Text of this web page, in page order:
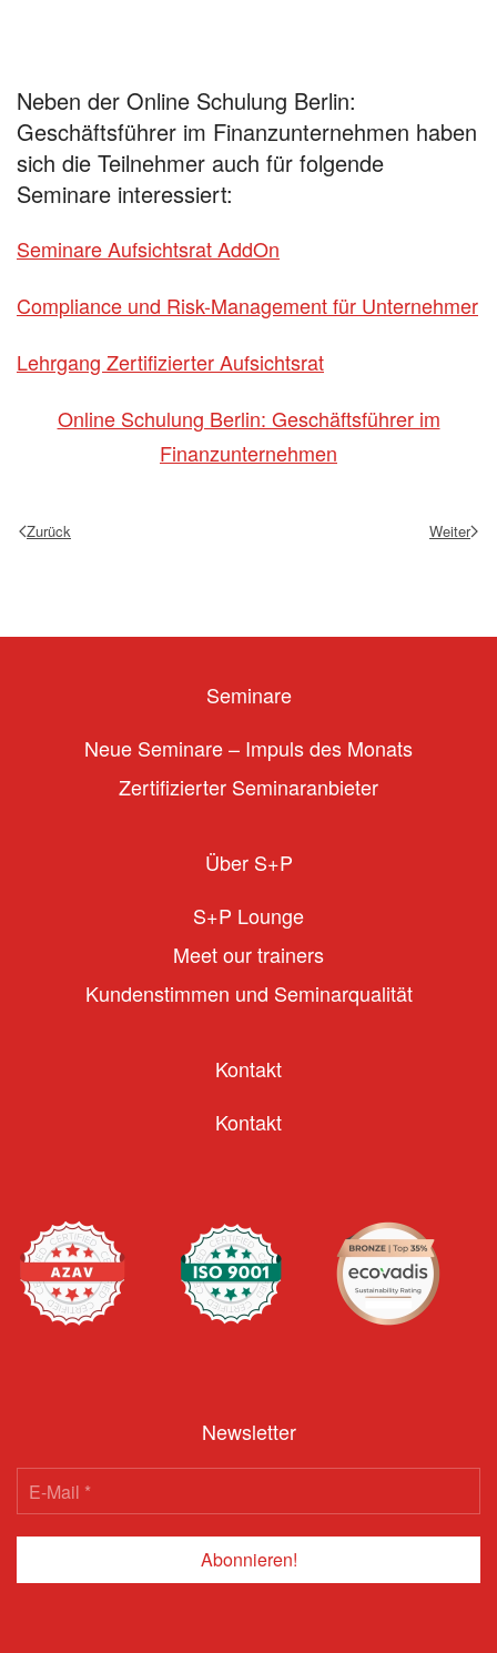
Neben der Online Schulung Berlin:
Geschäftsführer im Finanzunternehmen haben
sich die Teilnehmer auch für folgende
Seminare interessiert:
Seminare Aufsichtsrat AddOn
Compliance und Risk-Management für Unternehmer
Lehrgang Zertifizierter Aufsichtsrat
Online Schulung Berlin: Geschäftsführer im
Finanzunternehmen
Zurück Weiter
Seminare
Neue Seminare – Impuls des Monats
Zertifizierter Seminaranbieter
Über S+P
S+P Lounge
Meet our trainers
Kundenstimmen und Seminarqualität
Kontakt
Kontakt
Newsletter